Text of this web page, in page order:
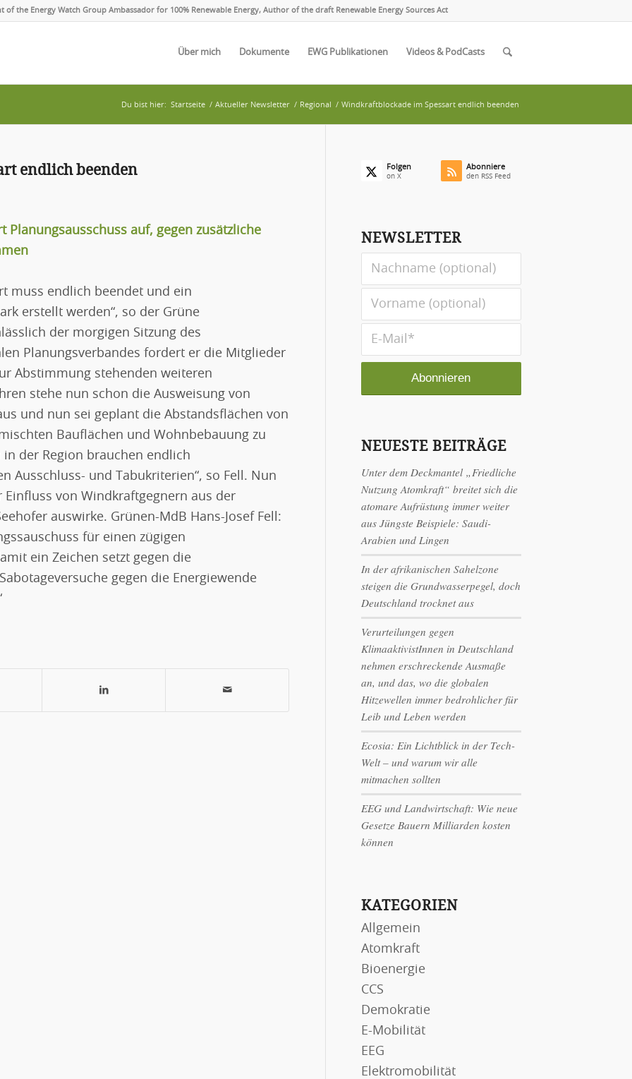
of the Energy Watch Group Ambassador for 100% Renewable Energy, Author of the draft Renewable Energy Sources Act
Über mich Dokumente EWG Publikationen Videos & PodCasts
Du bist hier: Startseite / Aktueller Newsletter / Regional / Windkraftblockade im Spessart endlich beenden
endlich beenden
Planungsausschuss auf, gegen zusätzliche
muss endlich beendet und ein
erstellt werden“, so der Grüne
der morgigen Sitzung des
Planungsverbandes fordert er die Mitglieder
Abstimmung stehenden weiteren
stehe nun schon die Ausweisung von
und nun sei geplant die Abstandsflächen von
Bauflächen und Wohnbebauung zu
der Region brauchen endlich
Ausschluss- und Tabukriterien“, so Fell. Nun
von Windkraftgegnern aus der
auswirke. Grünen-MdB Hans-Josef Fell:
für einen zügigen
ein Zeichen setzt gegen die
gegen die Energiewende
Folgen
on X
Abonniere
den RSS Feed
NEWSLETTER
NEUESTE BEITRÄGE
Unter dem Deckmantel „Friedliche
Nutzung Atomkraft“ breitet sich die
atomare Aufrüstung immer weiter
aus Jüngste Beispiele: Saudi-
Arabien und Lingen
In der afrikanischen Sahelzone
steigen die Grundwasserpegel, doch
Deutschland trocknet aus
Verurteilungen gegen
KlimaaktivistInnen in Deutschland
nehmen erschreckende Ausmaße
an, und das, wo die globalen
Hitzewellen immer bedrohlicher für
Leib und Leben werden
Ecosia: Ein Lichtblick in der Tech-
Welt – und warum wir alle
mitmachen sollten
EEG und Landwirtschaft: Wie neue
Gesetze Bauern Milliarden kosten
können
KATEGORIEN
Allgemein
Atomkraft
Bioenergie
CCS
Demokratie
E-Mobilität
EEG
Elektromobilität